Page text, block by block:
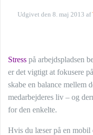
Udgivet den 8. maj 2013 af
Stress på arbejdspladsen
er det vigtigt at fokusere
skabe en balance mellem
medarbejderes liv – og
for den enkelte.
Hvis du læser på en mobil